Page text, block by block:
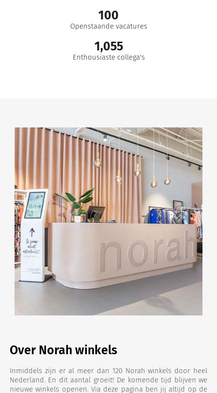
Openstaande vacatures
100
Enthousiaste collega's
1,055
Over Norah winkels
Inmiddels zijn er al meer dan 120 Norah winkels door heel
Nederland. En dit aantal groeit! De komende tijd blijven we
nieuwe winkels openen. Via deze pagina ben jij altijd op de